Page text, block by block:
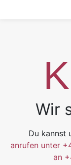
Wir
Du kannst
anrufen unter
an